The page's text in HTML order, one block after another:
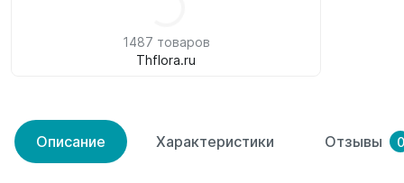
1487 товаров
Thflora.ru
Описание Характеристики Отзывы 0